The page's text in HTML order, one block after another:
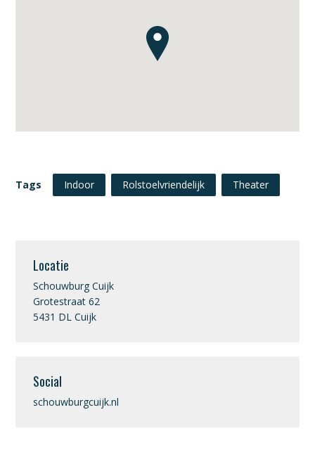
Tags Indoor Rolstoelvriendelijk Theater
Locatie
Schouwburg Cuijk
Grotestraat 62
5431 DL Cuijk
Social
schouwburgcuijk.nl